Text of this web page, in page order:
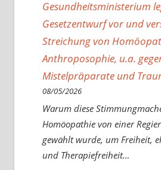
Gesundheitsministerium
Gesetzentwurf vor und
Streichung von
Anthroposophie, u.a.
Mistelpräparate und
08/05/2026
Warum diese
Homöopathie von einer
gewählt wurde, um Freiheit,
und Therapiefreiheit…